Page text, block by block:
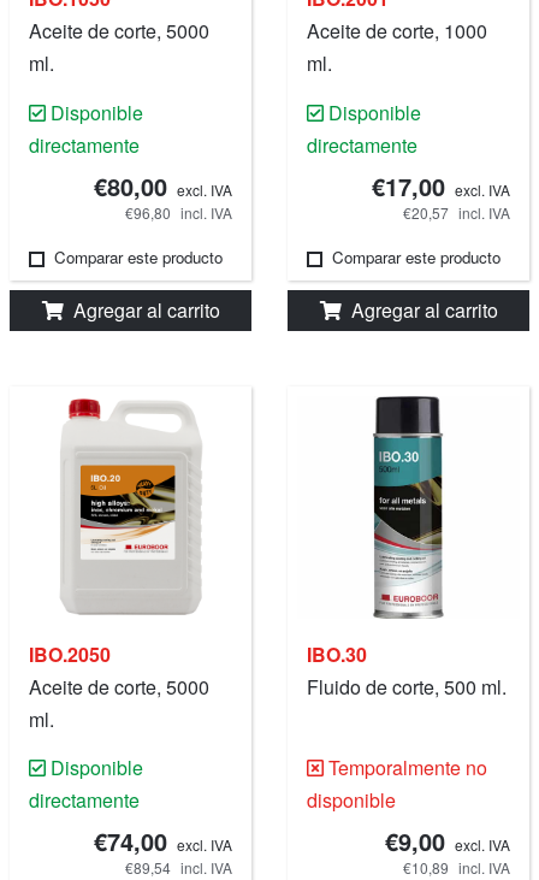
Aceite de corte, 5000
ml.
Disponible
directamente
€80,00 excl. IVA
€96,80 incl. IVA
Comparar este producto
Agregar al carrito
Aceite de corte, 1000
ml.
Disponible
directamente
€17,00 excl. IVA
€20,57 incl. IVA
Comparar este producto
Agregar al carrito
IBO.2050
Aceite de corte, 5000
ml.
Disponible
directamente
€74,00 excl. IVA
€89,54 incl. IVA
IBO.30
Fluido de corte, 500 ml.
Temporalmente no
disponible
€9,00 excl. IVA
€10,89 incl. IVA